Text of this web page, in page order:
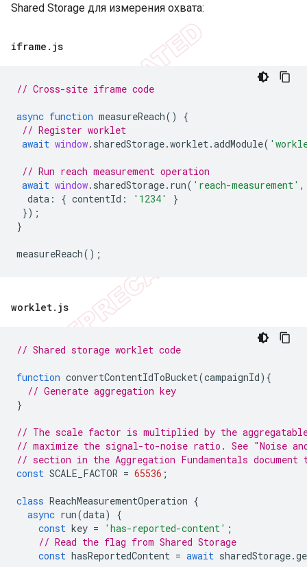
Shared Storage для измерения охвата:
iframe . js
// Cross-site iframe code
async function measureReach()
{
// Register worklet
await window. sharedStorage.worklet .addModule(
// Run reach measurement operation
await window. sharedStorage. run( 'reach-measurement' ,
data : { contentId : '1234'
}
});
}
measureReach();
worklet . js
// Shared storage worklet code
function convertContentIdToBucket(campaignId){
// Generate aggregation key
}
// The scale factor is multiplied by the
// maximize the signal-to-noise ratio. See "Noise
// section in the Aggregation Fundamentals
const SCALE_FACTOR = 65536 ;
class ReachMeasurementOperation {
async run(data)
{
const key = 'has-reported-content' ;
// Read the flag from Shared Storage
const hasReportedContent = await sharedStorage.